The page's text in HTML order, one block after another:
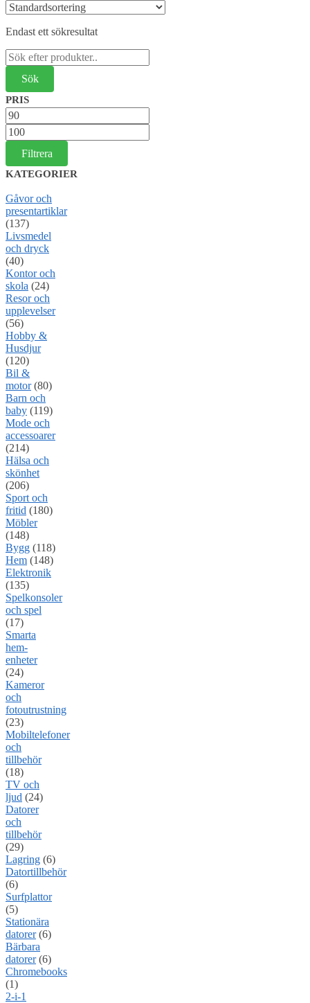
Endast ett sökresultat
Sök
efter:
PRIS
Min
pris
Max
pris
Filtrera
KATEGORIER
Gåvor och
presentartiklar
(137)
Livsmedel
och dryck
(40)
Kontor och
skola (24)
Resor och
upplevelser
(56)
Hobby &
Husdjur
(120)
Bil &
motor (80)
Barn och
baby (119)
Mode och
accessoarer
(214)
Hälsa och
skönhet
(206)
Sport och
fritid (180)
Möbler
(148)
Bygg (118)
Hem (148)
Elektronik
(135)
Spelkonsoler
och spel
(17)
Smarta
hem-
enheter
(24)
Kameror
och
fotoutrustning
(23)
Mobiltelefoner
och
tillbehör
(18)
TV och
ljud (24)
Datorer
och
tillbehör
(29)
Lagring (6)
Datortillbehör
(6)
Surfplattor
(5)
Stationära
datorer (6)
Bärbara
datorer (6)
Chromebooks
(1)
2-i-1